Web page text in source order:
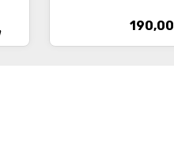
190,00